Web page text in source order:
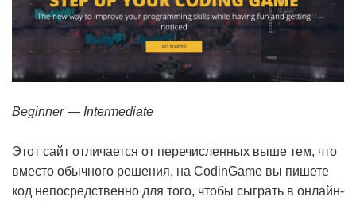
Beginner — Intermediate
Этот сайт отличается от перечисленных выше тем, что
вместо обычного решения, на CodinGame вы пишете
код непосредственно для того, чтобы сыграть в онлайн-